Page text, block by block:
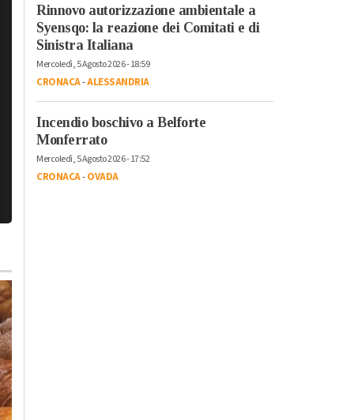
Rinnovo autorizzazione ambientale a
Syensqo: la reazione dei Comitati e di
Sinistra Italiana
Mercoledì, 5 Agosto 2026 - 18:59
CRONACA-ALESSANDRIA
Incendio boschivo a Belforte
Monferrato
Mercoledì, 5 Agosto 2026 - 17:52
CRONACA-OVADA